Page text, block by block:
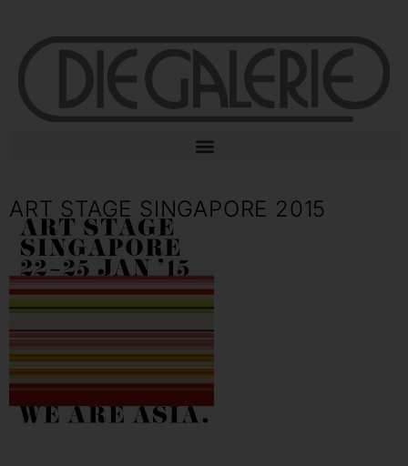
ART STAGE SINGAPORE 2015